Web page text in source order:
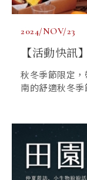
2024/NOV/23
【活動快訊
秋冬季節限定
南的舒適秋冬